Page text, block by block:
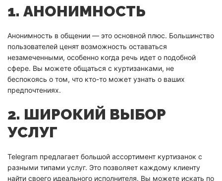
1. АНОНИМНОСТЬ
Анонимность в общении — это основной плюс. Большинство
пользователей ценят возможность оставаться
незамеченными, особенно когда речь идет о подобной
сфере. Вы можете общаться с куртизанками, не
беспокоясь о том, что кто-то может узнать о ваших
предпочтениях.
2. ШИРОКИЙ ВЫБОР
УСЛУГ
Telegram предлагает большой ассортимент куртизанок с
разными типами услуг. Это позволяет каждому клиенту
найти своего идеального исполнителя. Вы можете искать по